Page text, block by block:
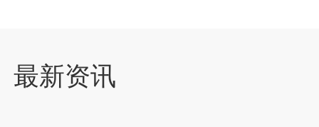
最新资讯